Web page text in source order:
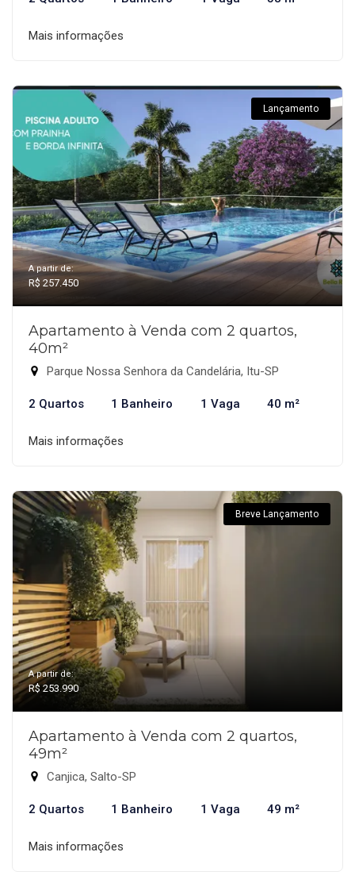
Mais informações
Lançamento
A partir de:
R$ 257.450
Apartamento à Venda com 2 quartos,
40m²
Parque Nossa Senhora da Candelária, Itu-SP
2 Quartos 1 Banheiro 1 Vaga 40 m²
Mais informações
Breve Lançamento
A partir de:
R$ 253.990
Apartamento à Venda com 2 quartos,
49m²
Canjica, Salto-SP
2 Quartos 1 Banheiro 1 Vaga 49 m²
Mais informações